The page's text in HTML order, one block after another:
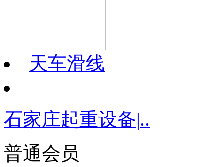
天车滑线
石家庄起重设备|..
普通会员